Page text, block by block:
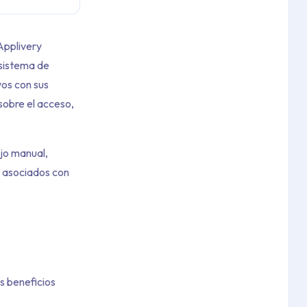
de
con sus
el acceso,
manual,
con
beneficios